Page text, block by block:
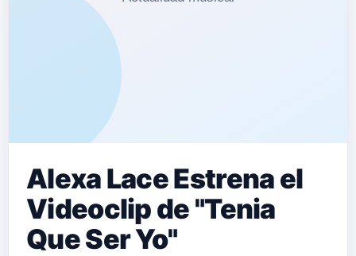
Alexa Lace Estrena el
Videoclip de "Tenia
Que Ser Yo"